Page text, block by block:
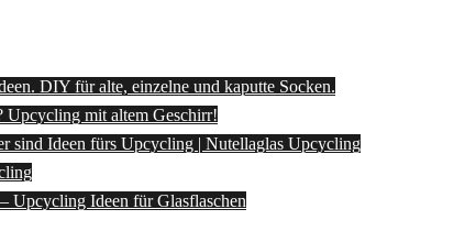
DIY für alte, einzelne und kaputte Socken.
Upcycling mit altem Geschirr!
sind Ideen fürs Upcycling | Nutellaglas Upcycling
Upcycling Ideen für Glasflaschen